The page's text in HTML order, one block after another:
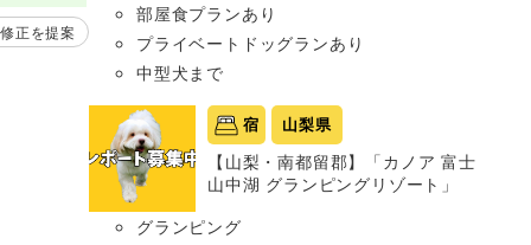
正を提案
部屋食プランあり
プライベートドッグランあり
中型犬まで
宿 山梨県
【山梨・南都留郡】「カノア 富士
山中湖 グランピングリゾート」
グランピング